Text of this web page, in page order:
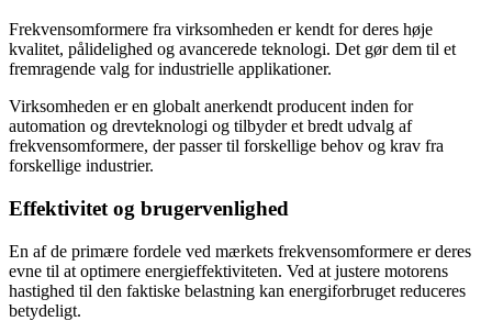
Frekvensomformere fra virksomheden er kendt for deres høje
kvalitet, pålidelighed og avancerede teknologi. Det gør dem til et
fremragende valg for industrielle applikationer.
Virksomheden er en globalt anerkendt producent inden for
automation og drevteknologi og tilbyder et bredt udvalg af
frekvensomformere, der passer til forskellige behov og krav fra
forskellige industrier.
Effektivitet og brugervenlighed
En af de primære fordele ved mærkets frekvensomformere er deres
evne til at optimere energieffektiviteten. Ved at justere motorens
hastighed til den faktiske belastning kan energiforbruget reduceres
betydeligt.